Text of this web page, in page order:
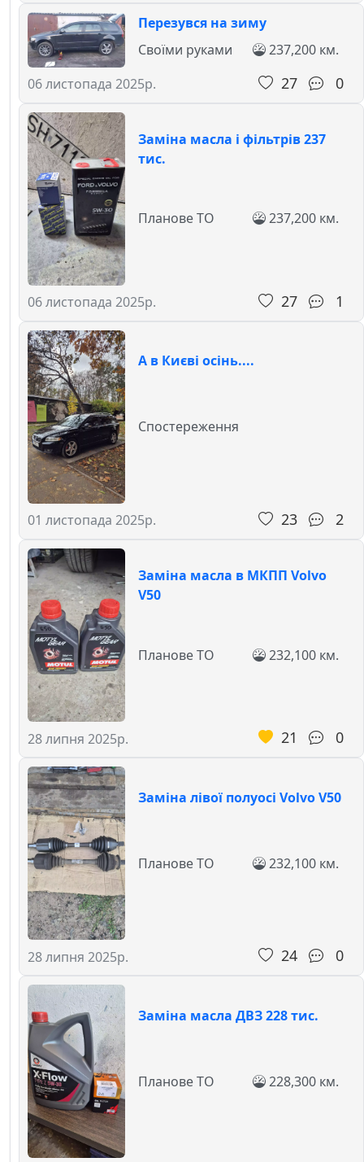
Перезувся на зиму
06 листопада 2025р.
Своїми руками 237,200 км.
27 0
Заміна масла і фільтрів 237
тис.
06 листопада 2025р.
Планове ТО 237,200 км.
27 1
А в Києві осінь....
01 листопада 2025р.
Спостереження
23 2
Заміна масла в МКПП Volvo
V50
28 липня 2025р.
Планове ТО 232,100 км.
21 0
Заміна лівої полуосі Volvo V50
28 липня 2025р.
Планове ТО 232,100 км.
24 0
Заміна масла ДВЗ 228 тис.
Планове ТО 228,300 км.